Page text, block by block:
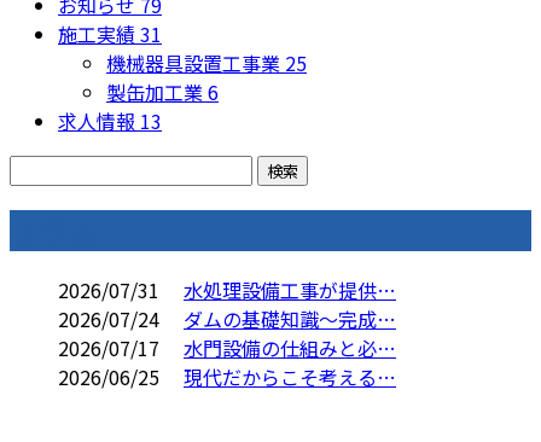
施工実績31
機械器具設置工事業 25
製缶加工業6
求人情報 13
2026/07/31
水処理設備工事が提供…
2026/07/24
ダムの基礎知識～完成…
2026/07/17
水門設備の仕組みと必…
2026/06/25
現代だからこそ考える…